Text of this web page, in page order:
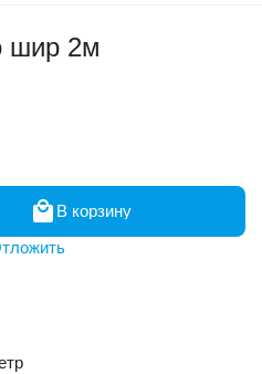
шир 2м
В корзину